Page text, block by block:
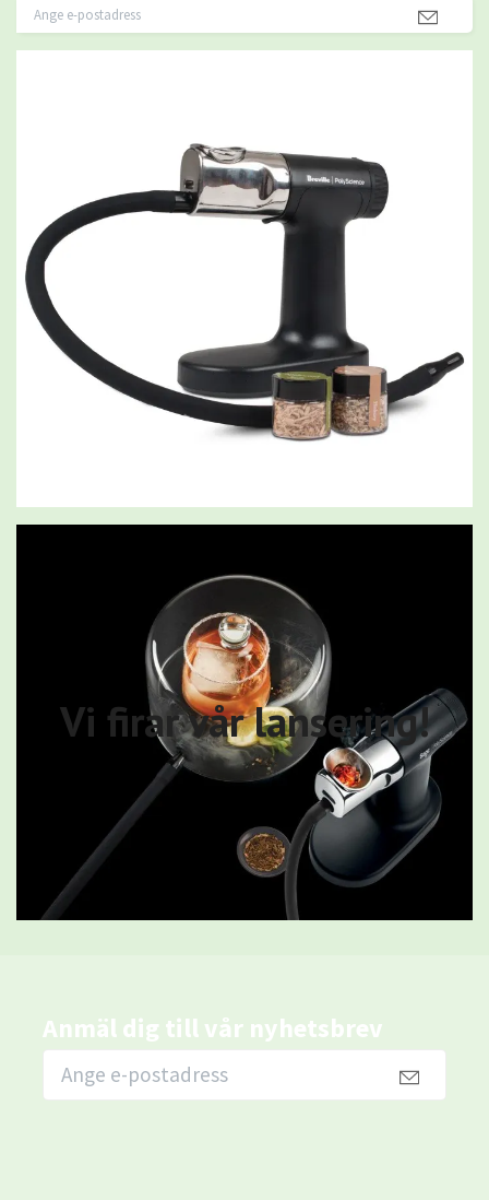
Vi firar vår lansering!
Anmäl dig till vår nyhetsbrev